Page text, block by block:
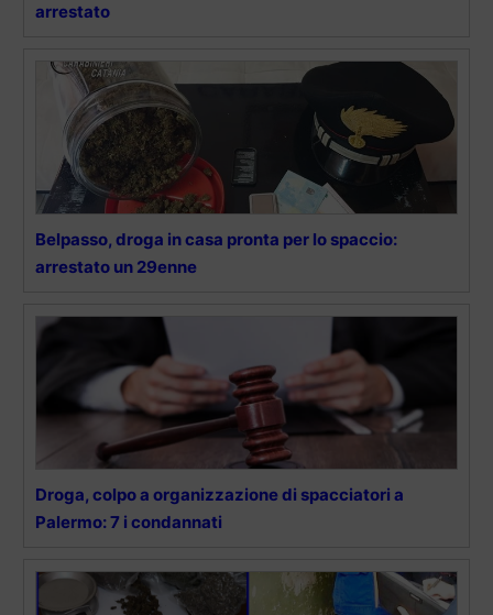
arrestato
Belpasso, droga in casa pronta per lo spaccio:
arrestato un 29enne
Droga, colpo a organizzazione di spacciatori a
Palermo: 7 i condannati